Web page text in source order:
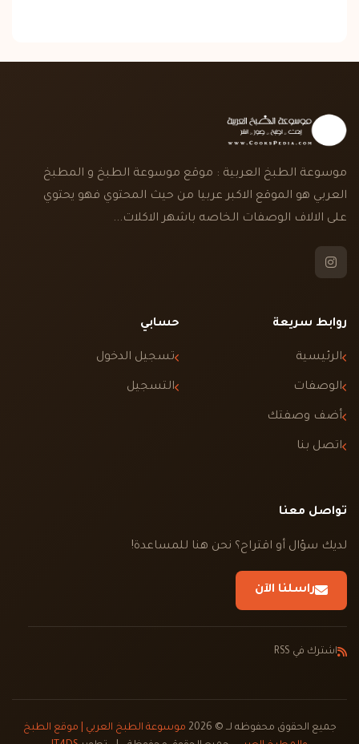
موسوعة الطبخ العربية : موقع موسوعة الطبخ و المطبخ
العربي هو الموقع الاكبر عربيا من حيث المحتوي فهو يحتوي
على الالاف الوصفات الخاصه باشهر الاكلات...
روابط سريعة
الرئيسية
الوصفات
أضف وصفتك
اتصل بنا
حسابي
تسجيل الدخول
التسجيل
تواصل معنا
لديك سؤال أو اقتراح؟ نحن هنا للمساعدة!
راسلنا الآن
اشترك في RSS
جميع الحقوق محفوظه لــ © 2026
موسوعة الطبخ العربي | موقع الطبخ